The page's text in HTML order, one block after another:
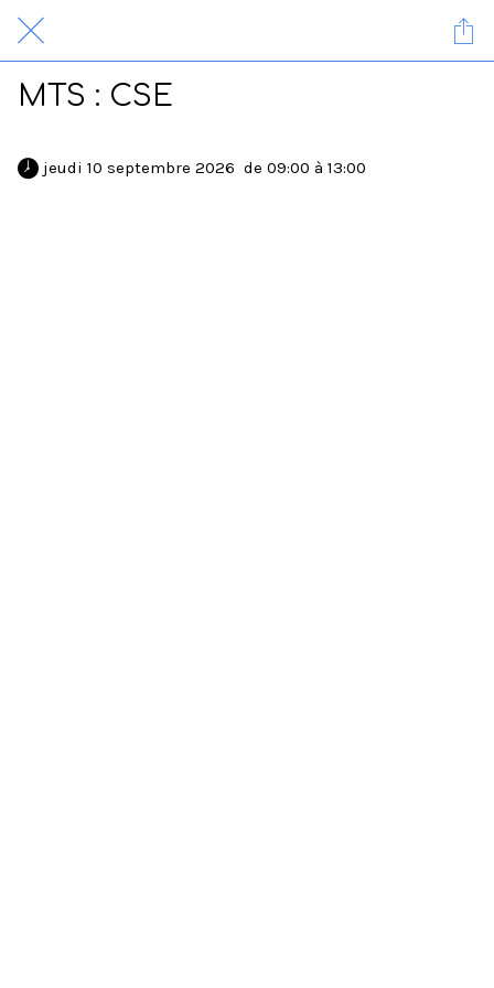
MTS : CSE
jeudi 10 septembre 2026  de 09:00 à 13:00